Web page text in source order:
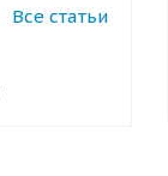
Все статьи